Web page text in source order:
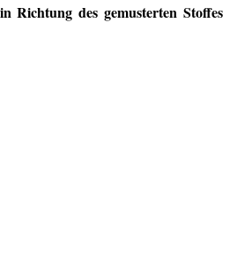
Richtung des gemusterten Stoffes